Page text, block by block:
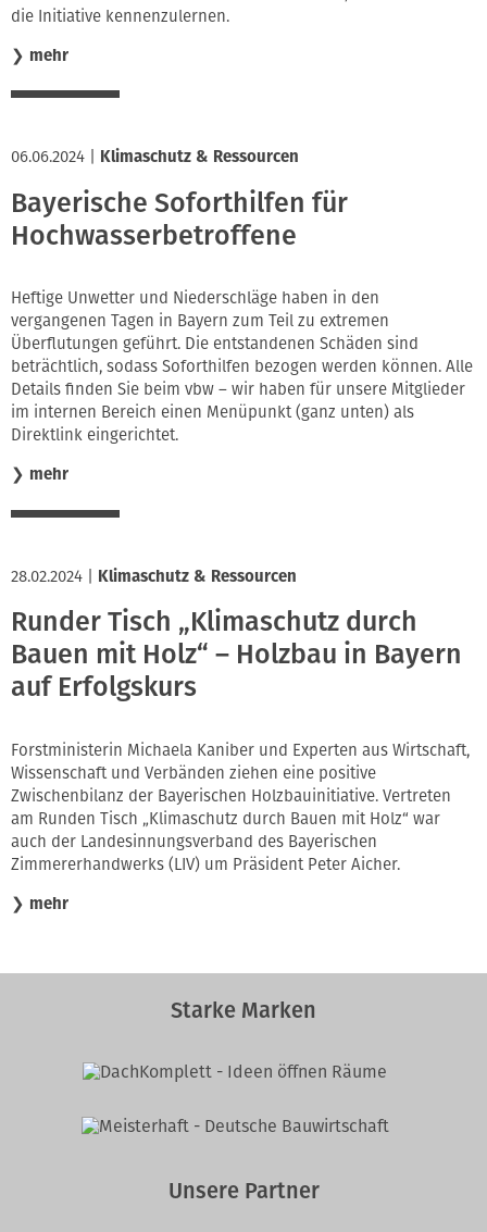
die Initiative kennenzulernen.
❯ mehr
06.06.2024 Klimaschutz & Ressourcen
Bayerische Soforthilfen für
Hochwasserbetroffene
Heftige Unwetter und Niederschläge haben in den
vergangenen Tagen in Bayern zum Teil zu extremen
Überflutungen geführt. Die entstandenen Schäden sind
beträchtlich, sodass Soforthilfen bezogen werden können. Alle
Details finden Sie beim vbw – wir haben für unsere Mitglieder
im internen Bereich einen Menüpunkt (ganz unten) als
Direktlink eingerichtet.
❯ mehr
28.02.2024 Klimaschutz & Ressourcen
Runder Tisch „Klimaschutz durch
Bauen mit Holz“ – Holzbau in Bayern
auf Erfolgskurs
Forstministerin Michaela Kaniber und Experten aus Wirtschaft,
Wissenschaft und Verbänden ziehen eine positive
Zwischenbilanz der Bayerischen Holzbauinitiative. Vertreten
am Runden Tisch „Klimaschutz durch Bauen mit Holz“ war
auch der Landesinnungsverband des Bayerischen
Zimmererhandwerks (LIV) um Präsident Peter Aicher.
❯ mehr
Starke Marken
Unsere Partner